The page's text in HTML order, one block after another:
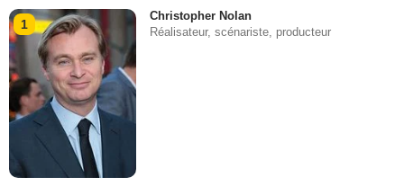
1
Christopher Nolan
Réalisateur, scénariste, producteur